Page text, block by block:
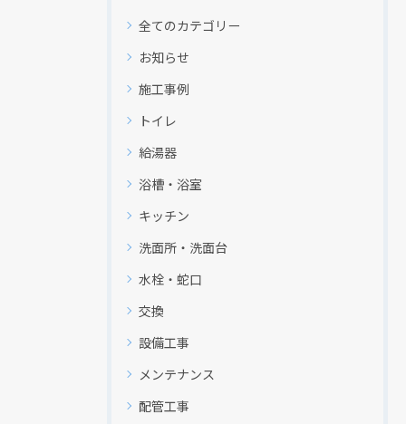
全てのカテゴリー
お知らせ
施工事例
トイレ
給湯器
浴槽・浴室
キッチン
洗面所・洗面台
水栓・蛇口
交換
設備工事
メンテナンス
配管工事